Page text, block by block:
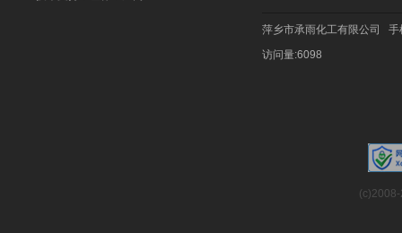
萍乡市承雨化工有限公司
手
访问量:6098